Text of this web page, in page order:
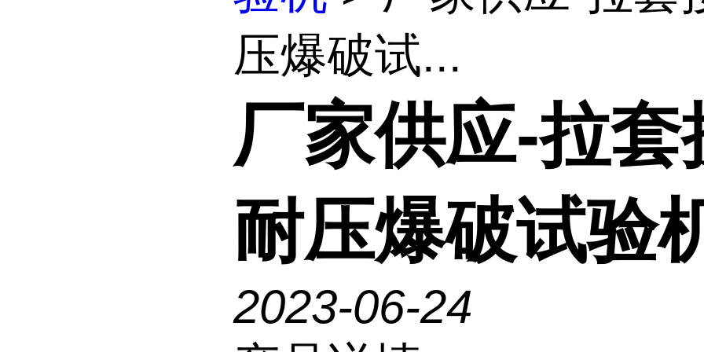
压爆破试...
厂家供应-拉套
耐压爆破试验
2023-06-24